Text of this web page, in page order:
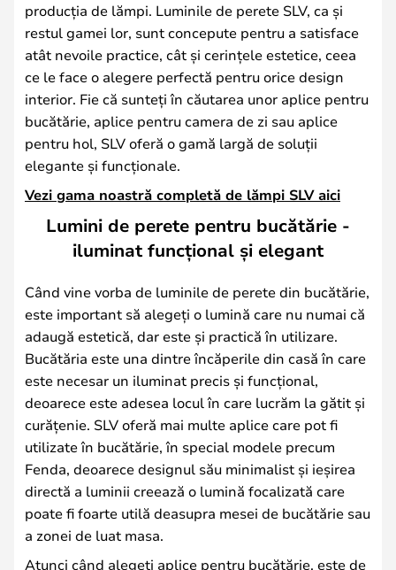
producția de lămpi. Luminile de perete SLV, ca și
restul gamei lor, sunt concepute pentru a satisface
atât nevoile practice, cât și cerințele estetice, ceea
ce le face o alegere perfectă pentru orice design
interior. Fie că sunteți în căutarea unor aplice pentru
bucătărie, aplice pentru camera de zi sau aplice
pentru hol, SLV oferă o gamă largă de soluții
elegante și funcționale.
Vezi gama noastră completă de lămpi SLV aici
Lumini de perete pentru bucătărie -
iluminat funcțional și elegant
Când vine vorba de luminile de perete din bucătărie,
este important să alegeți o lumină care nu numai că
adaugă estetică, dar este și practică în utilizare.
Bucătăria este una dintre încăperile din casă în care
este necesar un iluminat precis și funcțional,
deoarece este adesea locul în care lucrăm la gătit și
curățenie. SLV oferă mai multe aplice care pot fi
utilizate în bucătărie, în special modele precum
Fenda, deoarece designul său minimalist și ieșirea
directă a luminii creează o lumină focalizată care
poate fi foarte utilă deasupra mesei de bucătărie sau
a zonei de luat masa.
Atunci când alegeți aplice pentru bucătărie, este de